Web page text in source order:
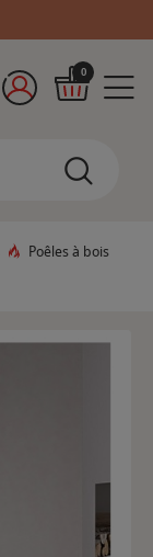
0
Poêles à bois